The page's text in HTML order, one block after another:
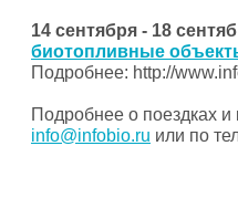
14 сентября - 18
биотопливные
Подробнее: http://
Подробнее о поездках
info@infobio.ru или по